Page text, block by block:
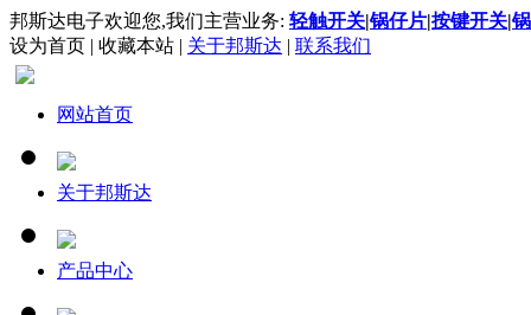
邦斯达电子欢迎您,我们主营业务: 轻触开关|锅仔片|按键开关|
设为首页 | 收藏本站 | 关于邦斯达 | 联系我们
网站首页
关于邦斯达
产品中心